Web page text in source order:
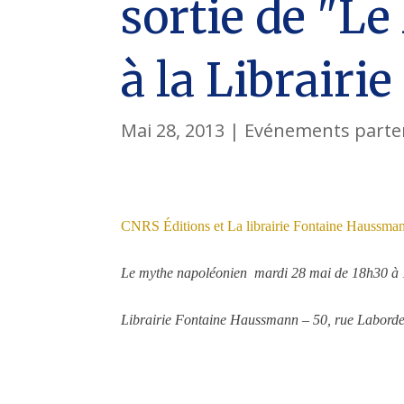
sortie de
à la
Mai 28, 2013 | Evénements
CNRS ÉditionsetLa librairie Fontaine
Le mythe napoléonien mardi 28 mai de 18h30 à
Librairie Fontaine Haussmann – 50, rue